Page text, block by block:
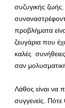
συζυγικής ζωής.
προβλήματα
ζευγάρια που
καλές
σαν
Λάθος είναι να
συγγενείς.